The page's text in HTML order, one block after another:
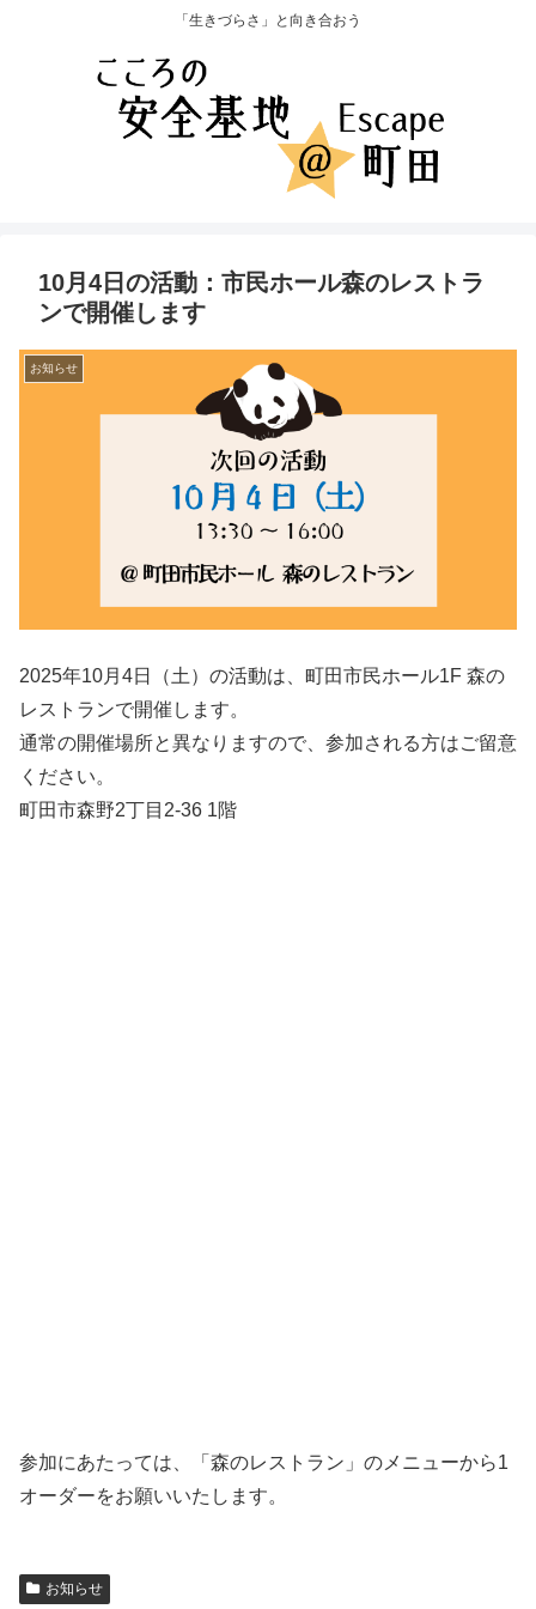
「生きづらさ」と向き合おう
10月4日の活動：市民ホール森のレストラ
ンで開催します
お知らせ
2025年10月4日（土）の活動は、町田市民ホール1F 森の
レストランで開催します。
通常の開催場所と異なりますので、参加される方はご留意
ください。
町田市森野2丁目2-36 1階
参加にあたっては、「森のレストラン」のメニューから1
オーダーをお願いいたします。
お知らせ